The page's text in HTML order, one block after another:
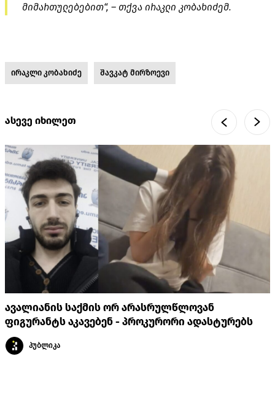
მიმართულებებით“, – თქვა ირაკლი კობახიძემ.
ირაკლი კობახიძე შავკატ მირზოევი
ასევე იხილეთ
ავალიანის საქმის ორ არასრულწლოვან
ფიგურანტს აკავებენ - პროკურორი ადასტურებს
პუბლიკა